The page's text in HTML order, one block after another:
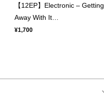
【12EP】Electronic – Getting
Away With It…
¥1,700